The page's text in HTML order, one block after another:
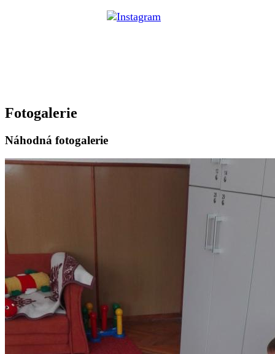
Fotogalerie
Náhodná fotogalerie